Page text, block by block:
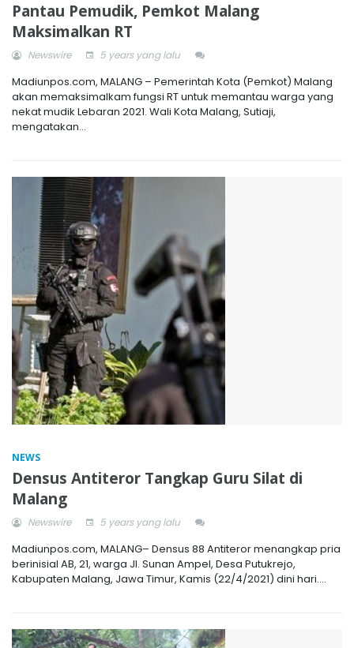
Pantau Pemudik, Pemkot Malang
Maksimalkan RT
Newswire 5 years yang lalu
Madiunpos.com, MALANG – Pemerintah Kota (Pemkot) Malang
akan memaksimalkam fungsi RT untuk memantau warga yang
nekat mudik Lebaran 2021. Wali Kota Malang, Sutiaji,
mengatakan...
NEWS
Densus Antiteror Tangkap Guru Silat di
Malang
Newswire 5 years yang lalu
Madiunpos.com, MALANG– Densus 88 Antiteror menangkap pria
berinisial AB, 21, warga Jl. Sunan Ampel, Desa Putukrejo,
Kabupaten Malang, Jawa Timur, Kamis (22/4/2021) dini hari....